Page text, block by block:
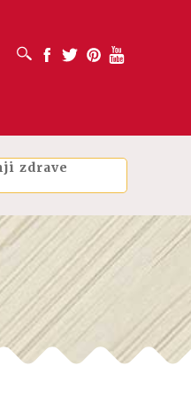
OTVORI OKVIR ZA PRETRAŽIVANJE
Facebook
Twitter PinterestYoutube
zdrave